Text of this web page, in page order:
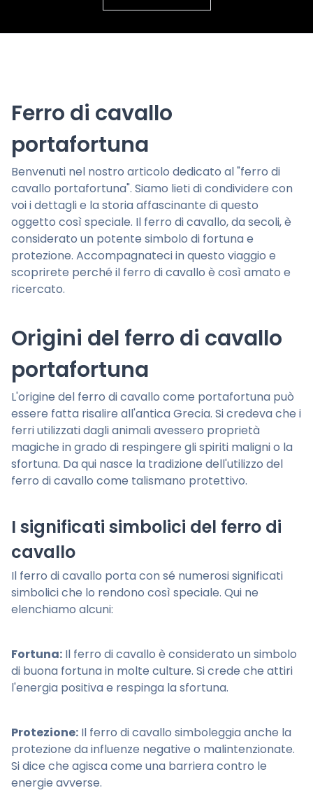
Ferro di cavallo
portafortuna
Benvenuti nel nostro articolo dedicato al "ferro di
cavallo portafortuna". Siamo lieti di condividere con
voi i dettagli e la storia affascinante di questo
oggetto così speciale. Il ferro di cavallo, da secoli, è
considerato un potente simbolo di fortuna e
protezione. Accompagnateci in questo viaggio e
scoprirete perché il ferro di cavallo è così amato e
ricercato.
Origini del ferro di cavallo
portafortuna
L'origine del ferro di cavallo come portafortuna può
essere fatta risalire all'antica Grecia. Si credeva che i
ferri utilizzati dagli animali avessero proprietà
magiche in grado di respingere gli spiriti maligni o la
sfortuna. Da qui nasce la tradizione dell'utilizzo del
ferro di cavallo come talismano protettivo.
I significati simbolici del ferro di
cavallo
Il ferro di cavallo porta con sé numerosi significati
simbolici che lo rendono così speciale. Qui ne
elenchiamo alcuni:
Fortuna: Il ferro di cavallo è considerato un simbolo
di buona fortuna in molte culture. Si crede che attiri
l'energia positiva e respinga la sfortuna.
Protezione: Il ferro di cavallo simboleggia anche la
protezione da influenze negative o malintenzionate.
Si dice che agisca come una barriera contro le
energie avverse.